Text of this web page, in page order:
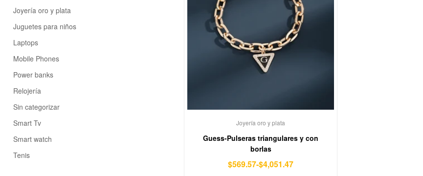
Joyería oro y plata
Guess-Pulseras triangulares y con
borlas
$569.57-$4,051.47
Joyería oro y plata
Juguetes para niños
Laptops
Mobile Phones
Power banks
Relojería
Sin categorizar
Smart Tv
Smart watch
Tenis